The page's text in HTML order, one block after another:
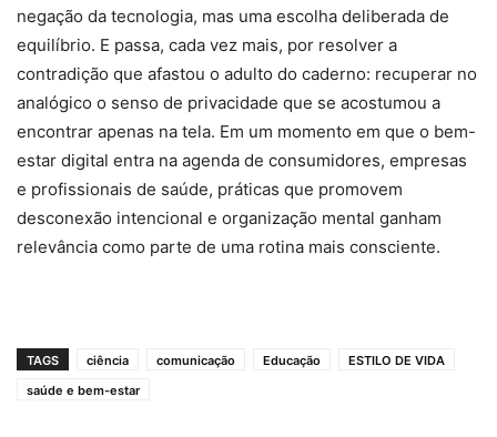
negação da tecnologia, mas uma escolha deliberada de
equilíbrio. E passa, cada vez mais, por resolver a
contradição que afastou o adulto do caderno: recuperar no
analógico o senso de privacidade que se acostumou a
encontrar apenas na tela. Em um momento em que o bem-
estar digital entra na agenda de consumidores, empresas
e profissionais de saúde, práticas que promovem
desconexão intencional e organização mental ganham
relevância como parte de uma rotina mais consciente.
TAGS ciência comunicação Educação
ESTILO DE VIDA
saúde e bem-estar